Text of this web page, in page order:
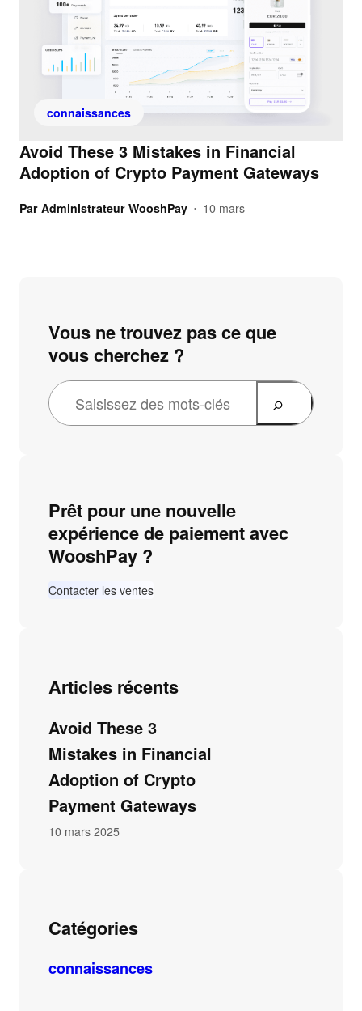
connaissances
Avoid These 3 Mistakes in Financial
Adoption of Crypto Payment Gateways
Par Administrateur WooshPay • 10 mars
Vous ne trouvez pas ce que
vous cherchez ?
Prêt pour une nouvelle
expérience de paiement avec
WooshPay ?
Contacter les ventes
Articles récents
Avoid These 3
Mistakes in Financial
Adoption of Crypto
Payment Gateways
10 mars 2025
Catégories
connaissances